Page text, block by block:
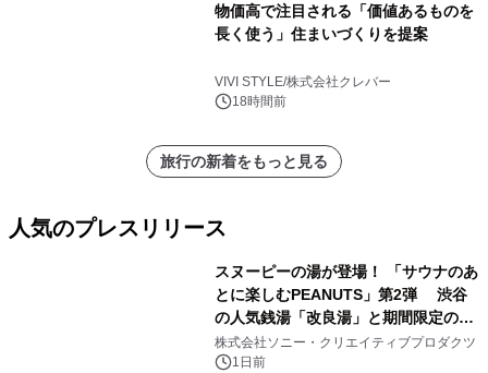
物価高で注目される「価値あるものを
長く使う」住まいづくりを提案
VIVI STYLE/株式会社クレバー
18時間前
旅行の新着をもっと見る
人気のプレスリリース
スヌーピーの湯が登場！ 「サウナのあ
とに楽しむPEANUTS」第2弾 渋谷
の人気銭湯「改良湯」と期間限定のコ
ラボレーション サウナイキタイコラ
ボグッズも発売決定！
株式会社ソニー・クリエイティブプロダクツ
1日前